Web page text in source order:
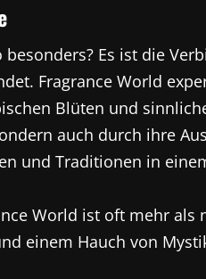
Es ist die
Fragrance World
Blüten und
auch durch ihre
und Traditionen in
World ist oft mehr
einem Hauch von